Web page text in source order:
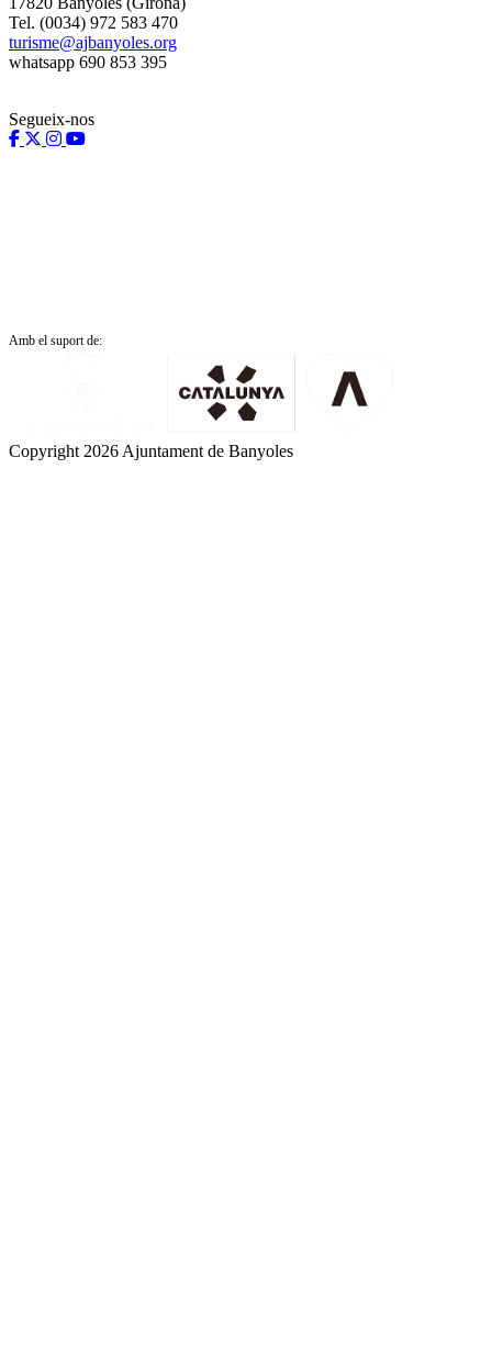
Tel. (0034) 972 583 470
turisme@ajbanyoles.org
whatsapp 690 853 395
Segueix-nos
Amb el suport de:
Copyright 2026 Ajuntament de Banyoles